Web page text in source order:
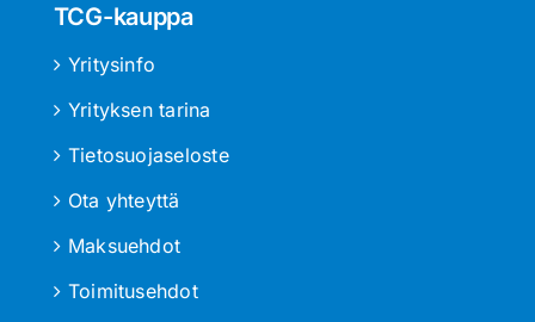
TCG-kauppa
Yritysinfo
Yrityksen tarina
Tietosuojaseloste
Ota yhteyttä
Maksuehdot
Toimitusehdot